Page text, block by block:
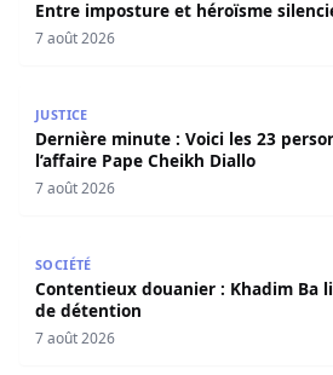
Entre imposture et héroïsme
Seydi)
7 août 2026
JUSTICE
Dernière minute : Voici les 23
l’affaire Pape Cheikh Diallo
7 août 2026
SOCIÉTÉ
Contentieux douanier : Khadim Ba
de détention
7 août 2026